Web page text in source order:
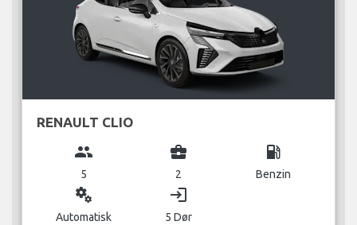
RENAULT CLIO
group
5
business_center
2
local_gas_station
Benzin
miscellaneous_services
Automatisk
login
5 Dør